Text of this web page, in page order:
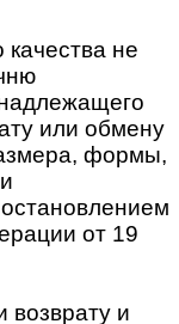
не
или обмену
формы,
от 19
возврату и